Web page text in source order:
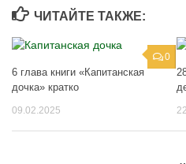
ЧИТАЙТЕ ТАКЖЕ:
0
6 глава книги «Капитанская
дочка» кратко
09.02.2025